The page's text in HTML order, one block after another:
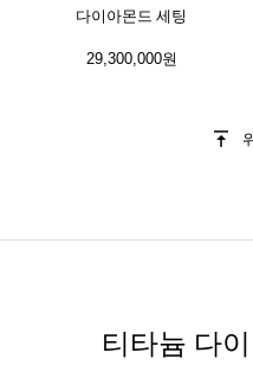
다이아몬드 세팅
29,300,000원
티타늄 다